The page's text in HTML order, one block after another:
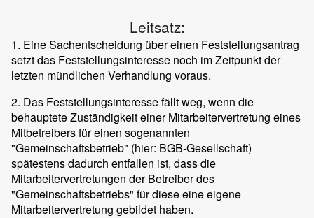
Leitsatz:
1. Eine Sachentscheidung über einen Feststellungsantrag
setzt das Feststellungsinteresse noch im Zeitpunkt der
letzten mündlichen Verhandlung voraus.
2. Das Feststellungsinteresse fällt weg, wenn die
behauptete Zuständigkeit einer Mitarbeitervertretung eines
Mitbetreibers für einen sogenannten
"Gemeinschaftsbetrieb" (hier: BGB-Gesellschaft)
spätestens dadurch entfallen ist, dass die
Mitarbeitervertretungen der Betreiber des
"Gemeinschaftsbetriebs" für diese eine eigene
Mitarbeitervertretung gebildet haben.